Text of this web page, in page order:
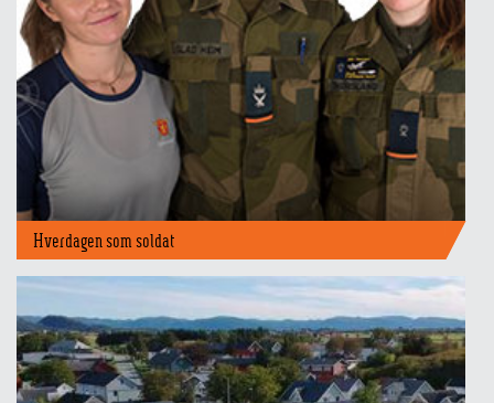
Topp 10 RISSA
Hverdagen som soldat